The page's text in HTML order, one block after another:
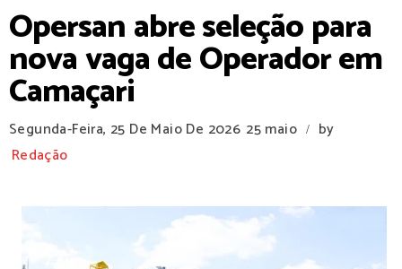
Opersan abre seleção para
nova vaga de Operador em
Camaçari
Segunda-Feira, 25 De Maio De 2026 25 maio /
by
Redação